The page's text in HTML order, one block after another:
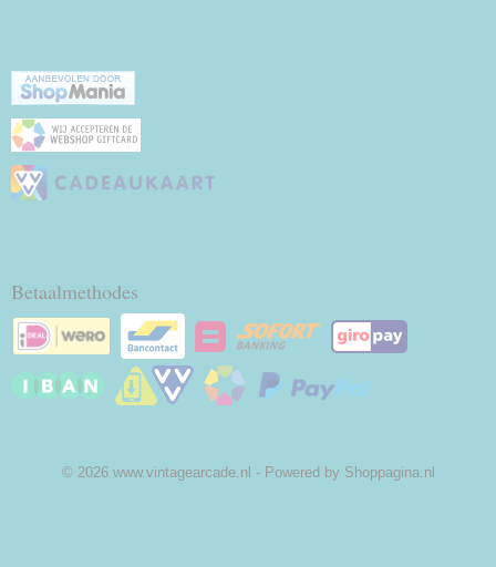
Betaalmethodes
© 2026 www.vintagearcade.nl - Powered by Shoppagina.nl